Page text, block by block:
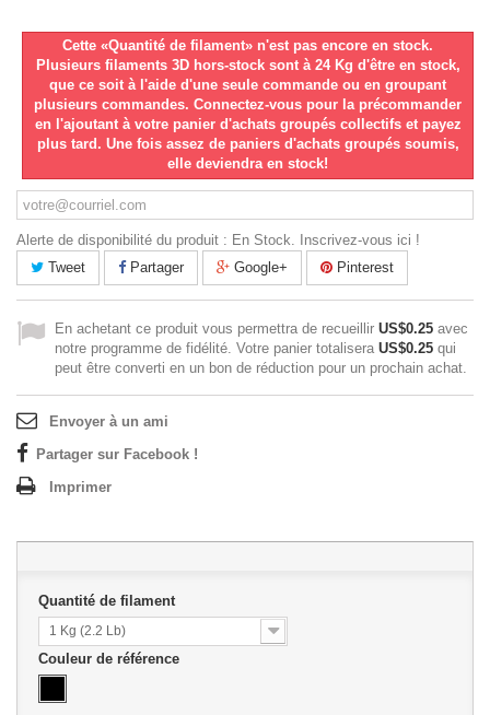
Cette «Quantité de filament» n'est pas encore en stock.
Plusieurs filaments 3D hors-stock sont à 24 Kg d'être en stock,
que ce soit à l'aide d'une seule commande ou en groupant
plusieurs commandes. Connectez-vous pour la précommander
en l'ajoutant à votre panier d'achats groupés collectifs et payez
plus tard. Une fois assez de paniers d'achats groupés soumis,
elle deviendra en stock!
Alerte de disponibilité du produit : En Stock. Inscrivez-vous ici !
Tweet
Partager Google+ Pinterest
En achetant ce produit vous permettra de recueillir US$0.25 avec
notre programme de fidélité. Votre panier totalisera US$0.25 qui
peut être converti en un bon de réduction pour un prochain achat.
Envoyer à un ami
Partager sur Facebook !
Imprimer
Quantité de filament
1 Kg (2.2 Lb)
Couleur de référence